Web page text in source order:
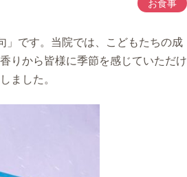
お食事
」です。当院では、こどもたちの成
りから皆様に季節を感じていただけ
ました。